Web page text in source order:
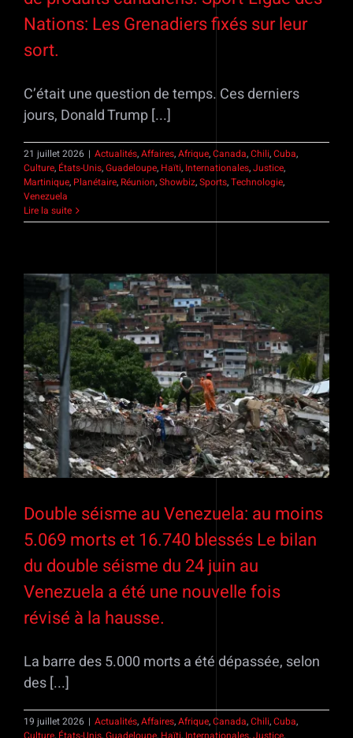
Nations: Les Grenadiers fixés sur leur
sort.
C’était une question de temps. Ces derniers
jours, Donald Trump [...]
21 juillet 2026 | Actualités,Affaires,Afrique,Canada,Chili,Cuba,
Culture, États-Unis,Guadeloupe, Haïti, Internationales,Justice,
Martinique, Planétaire, Réunion,Showbiz,Sports,Technologie,
Venezuela
Lire la suite
Double séisme au Venezuela: au moins
5.069 morts et 16.740 blessés Le bilan
du double séisme du 24 juin au
Venezuela a été une nouvelle fois
révisé à la hausse.
La barre des 5.000 morts a été dépassée, selon
des [...]
19 juillet 2026 | Actualités,Affaires,Afrique,Canada,Chili,Cuba,